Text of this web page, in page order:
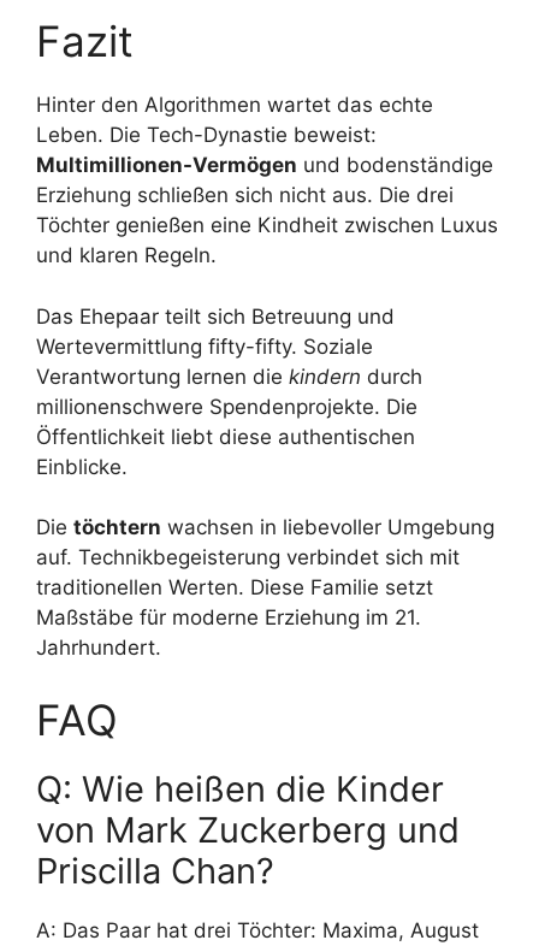
Fazit
Hinter den Algorithmen wartet das echte
Leben. Die Tech-Dynastie beweist:
Multimillionen-Vermögen und bodenständige
Erziehung schließen sich nicht aus. Die drei
Töchter genießen eine Kindheit zwischen Luxus
und klaren Regeln.
Das Ehepaar teilt sich Betreuung und
Wertevermittlung fifty-fifty. Soziale
Verantwortung lernen die kindern durch
millionenschwere Spendenprojekte. Die
Öffentlichkeit liebt diese authentischen
Einblicke.
Die töchtern wachsen in liebevoller Umgebung
auf. Technikbegeisterung verbindet sich mit
traditionellen Werten. Diese Familie setzt
Maßstäbe für moderne Erziehung im 21.
Jahrhundert.
FAQ
Q: Wie heißen die Kinder
von Mark Zuckerberg und
Priscilla Chan?
A: Das Paar hat drei Töchter: Maxima, August